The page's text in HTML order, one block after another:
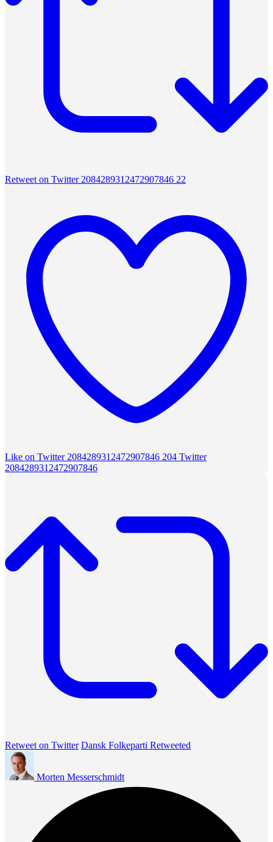
Retweet on Twitter 2084289312472907846 22
Like on Twitter 2084289312472907846 204 Twitter
2084289312472907846
Retweet on Twitter Dansk Folkeparti Retweeted
Morten Messerschmidt